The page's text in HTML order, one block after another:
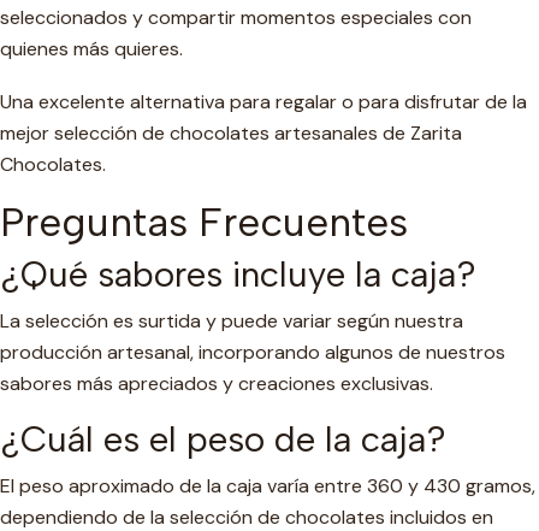
seleccionados y compartir momentos especiales con
quienes más quieres.
Una excelente alternativa para regalar o para disfrutar de la
mejor selección de chocolates artesanales de Zarita
Chocolates.
Preguntas Frecuentes
¿Qué sabores incluye la caja?
La selección es surtida y puede variar según nuestra
producción artesanal, incorporando algunos de nuestros
sabores más apreciados y creaciones exclusivas.
¿Cuál es el peso de la caja?
El peso aproximado de la caja varía entre 360 y 430 gramos,
dependiendo de la selección de chocolates incluidos en